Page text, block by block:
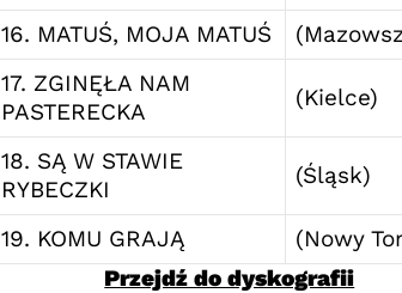
16. MATUŚ, MOJA MATUŚ
17. ZGINĘŁA NAM
PASTERECKA
(Kielce)
18. SĄ W STAWIE
RYBECZKI
(Śląsk)
19. KOMU GRAJĄ
(Nowy
Przejdź do dyskografii